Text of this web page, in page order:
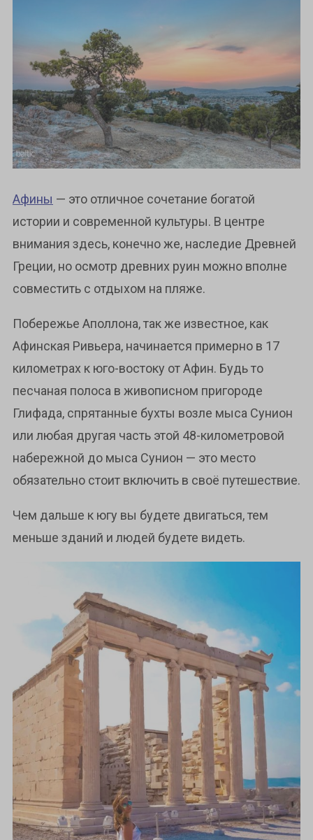
Афины — это отличное сочетание богатой
истории и современной культуры. В центре
внимания здесь, конечно же, наследие Древней
Греции, но осмотр древних руин можно вполне
совместить с отдыхом на пляже.
Побережье Аполлона, так же известное, как
Афинская Ривьера, начинается примерно в 17
километрах к юго-востоку от Афин. Будь то
песчаная полоса в живописном пригороде
Глифада, спрятанные бухты возле мыса Сунион
или любая другая часть этой 48-километровой
набережной до мыса Сунион — это место
обязательно стоит включить в своё путешествие.
Чем дальше к югу вы будете двигаться, тем
меньше зданий и людей будете видеть.